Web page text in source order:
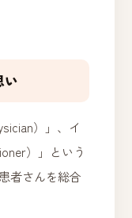
い
）」、イ
）」という
者さんを総合